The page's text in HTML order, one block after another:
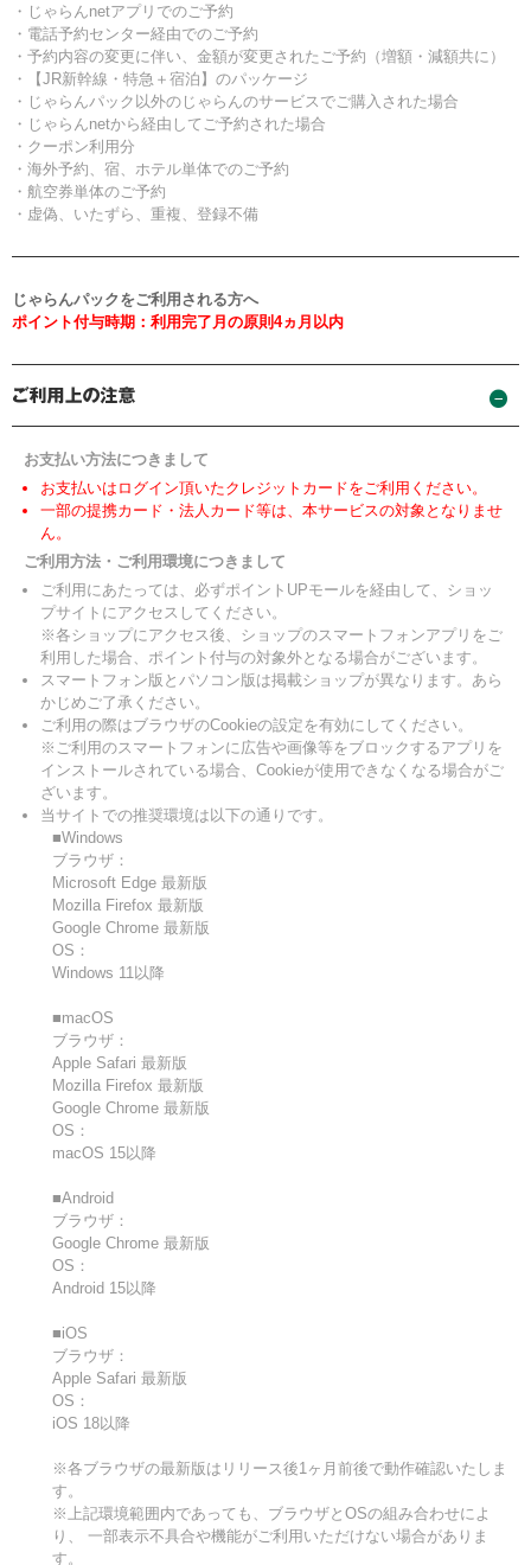
・じゃらんnetアプリでのご予約
・電話予約センター経由でのご予約
・予約内容の変更に伴い、金額が変更されたご予約（増額・減額共に）
・【JR新幹線・特急＋宿泊】のパッケージ
・じゃらんパック以外のじゃらんのサービスでご購入された場合
・じゃらんnetから経由してご予約された場合
・クーポン利用分
・海外予約、宿、ホテル単体でのご予約
・航空券単体のご予約
・虚偽、いたずら、重複、登録不備
じゃらんパックをご利用される方へ
ポイント付与時期：利用完了月の原則4ヵ月以内
お支払い方法につきまして
お支払いはログイン頂いたクレジットカードをご利用ください。
一部の提携カード・法人カード等は、本サービスの対象となりませ
ん。
ご利用方法・ご利用環境につきまして
ご利用にあたっては、必ずポイントUPモールを経由して、ショッ
プサイトにアクセスしてください。
※各ショップにアクセス後、ショップのスマートフォンアプリをご
利用した場合、ポイント付与の対象外となる場合がございます。
スマートフォン版とパソコン版は掲載ショップが異なります。あら
かじめご了承ください。
ご利用の際はブラウザのCookieの設定を有効にしてください。
※ご利用のスマートフォンに広告や画像等をブロックするアプリを
インストールされている場合、Cookieが使用できなくなる場合がご
ざいます。
当サイトでの推奨環境は以下の通りです。
■Windows
ブラウザ：
Microsoft Edge 最新版
Mozilla Firefox 最新版
Google Chrome 最新版
OS：
Windows 11以降
■macOS
ブラウザ：
Apple Safari 最新版
Mozilla Firefox 最新版
Google Chrome 最新版
OS：
macOS 15以降
■Android
ブラウザ：
Google Chrome 最新版
OS：
Android 15以降
■iOS
ブラウザ：
Apple Safari 最新版
OS：
iOS 18以降
※各ブラウザの最新版はリリース後1ヶ月前後で動作確認いたしま
す。
※上記環境範囲内であっても、ブラウザとOSの組み合わせによ
り、 一部表示不具合や機能がご利用いただけない場合がありま
す。